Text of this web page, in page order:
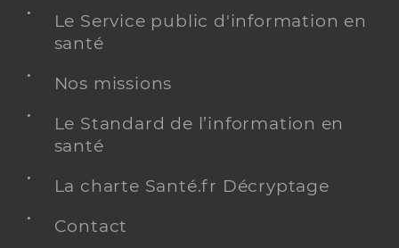
Le Service public d'information en
santé
Nos missions
Le Standard de l’information en
santé
La charte Santé.fr Décryptage
Contact